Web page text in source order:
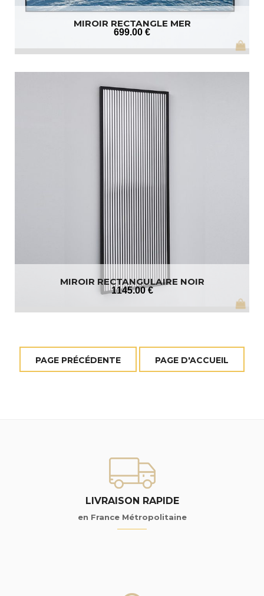
MIROIR RECTANGLE MER
699.00 €
MIROIR RECTANGULAIRE NOIR
1145.00 €
LIVRAISON RAPIDE
en France Métropolitaine